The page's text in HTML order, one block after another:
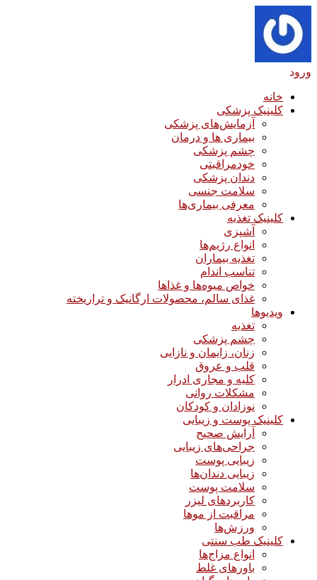
ورود
خانه
کلینیک پزشکی
آزمایش‌های پزشکی
بیماری ها و درمان
چشم پزشکی
خودمراقبتی
دندان پزشکی
سلامت جنسی
معرفی بیماری‌ها
کلینیک تغذیه
آشپزی
انواع رژیم‌ها
تغذیه بیماران
تناسب اندام
خواص میوه‌ها و غذاها
غذای سالم، محصولات ارگانیک و تراریخته
ویدیوها
تغذیه
چشم پزشکی
زنان، زایمان و نازایی
قلب و عروق
کلیه و مجاری ادرار
مشکلات روانی
نوزادان و کودکان
کلینیک پوست و زیبایی
آرایش صحیح
جراحی‌های زیبایی
زیبایی پوست
زیبایی دندان‌ها
سلامت پوست
کاربردهای لیزر
مراقبت از موها
ورزش‌ها
کلینیک طب سنتی
انواع مزاج‌ها
باورهای غلط